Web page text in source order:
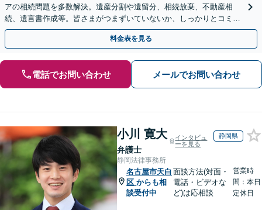
アの相続問題を多数解決。遺産分割や遺留分、相続放棄、不動産相
続、遺言書作成等。皆さまがつまずいていないか、しっかりとコミュ
ニケーションを取りながらお話を進めます【休日夜間相談可】
料金表を見る
電話でお問い合わせ メールでお問い合わせ
小川 寛大
弁護士
インタビュ
ーを見る
静岡県
静岡法律事務所
名古屋市天白
区 からも相
談受付中
面談方法(対面・
電話・ビデオな
ど)は応相談
営業時
間：本日
定休日